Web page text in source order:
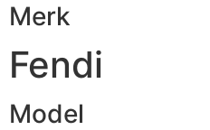
Merk
Fendi
Model